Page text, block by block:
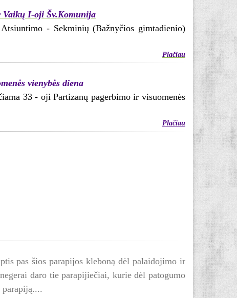
Vaikų I-oji Šv.Komunija
- Sekminių (Bažnyčios gimtadienio)
Plačiau
vienybės diena
33 - oji Partizanų pagerbimo ir visuomenės
Plačiau
pas šios parapijos kleboną dėl palaidojimo ir
daro tie parapijiečiai, kurie dėl patogumo